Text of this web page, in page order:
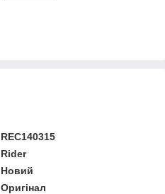
REC140315
Rider
Новий
Оригінал